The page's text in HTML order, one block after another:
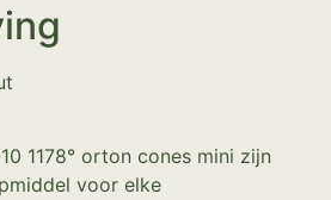
1178° orton cones mini zijn
voor elke